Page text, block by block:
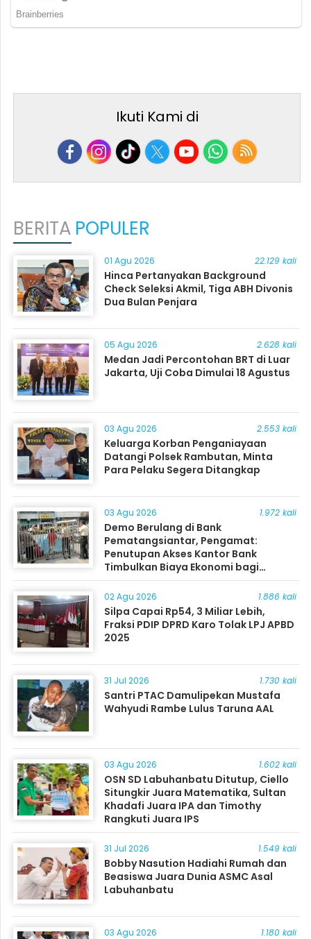
Ikuti Kami di
BERITA POPULER
01 Agu 2026 22.129 kali
Hinca Pertanyakan Background
Check Seleksi Akmil, Tiga ABH Divonis
Dua Bulan Penjara
05 Agu 2026 2.628 kali
Medan Jadi Percontohan BRT di Luar
Jakarta, Uji Coba Dimulai 18 Agustus
03 Agu 2026 2.553 kali
Keluarga Korban Penganiayaan
Datangi Polsek Rambutan, Minta
Para Pelaku Segera Ditangkap
03 Agu 2026 1.972 kali
Demo Berulang di Bank
Pematangsiantar, Pengamat:
Penutupan Akses Kantor Bank
Timbulkan Biaya Ekonomi bagi
Masyarakat
02 Agu 2026 1.886 kali
Silpa Capai Rp54, 3 Miliar Lebih,
Fraksi PDIP DPRD Karo Tolak LPJ APBD
2025
31 Jul 2026 1.730 kali
Santri PTAC Damulipekan Mustafa
Wahyudi Rambe Lulus Taruna AAL
03 Agu 2026 1.602 kali
OSN SD Labuhanbatu Ditutup, Ciello
Situngkir Juara Matematika, Sultan
Khadafi Juara IPA dan Timothy
Rangkuti Juara IPS
31 Jul 2026 1.549 kali
Bobby Nasution Hadiahi Rumah dan
Beasiswa Juara Dunia ASMC Asal
Labuhanbatu
03 Agu 2026 1.180 kali